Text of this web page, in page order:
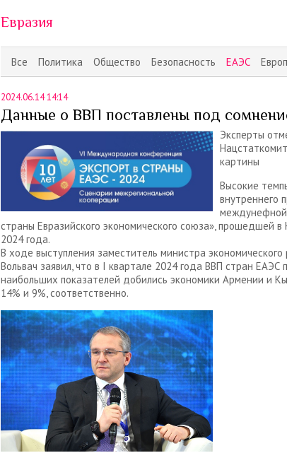
Все Политика Общество Безопасность ЕАЭС
Евразия
2024.06.14 14:14
Данные о ВВП поставлены под
Эксперты
картины
Высокие
внутреннего
междунефной
страны Евразийского экономического союза», прошедшей
2024 года.
В ходе выступления заместитель министра
Вольвач заявил, что в I квартале 2024 года ВВП стран ЕАЭС
наибольших показателей добились экономики Армении и
14% и 9%, соответственно.